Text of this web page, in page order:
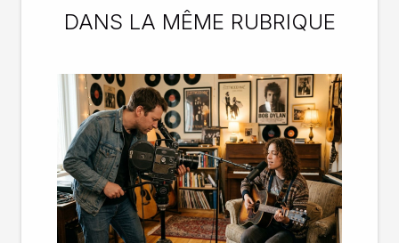
DANS LA MÊME RUBRIQUE